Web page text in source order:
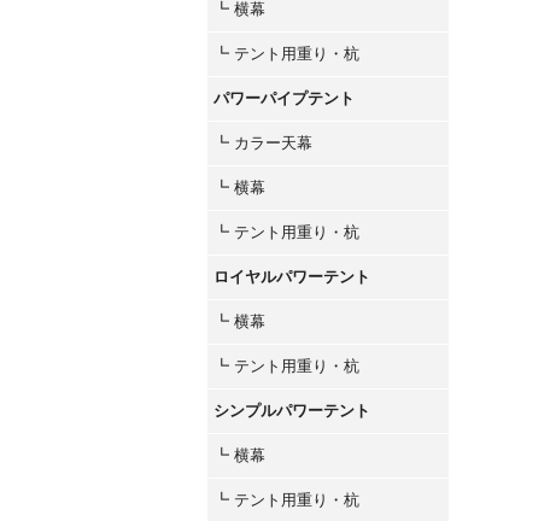
┗ 横幕
┗ テント用重り・杭
パワーパイプテント
┗ カラー天幕
┗ 横幕
┗ テント用重り・杭
ロイヤルパワーテント
┗ 横幕
┗ テント用重り・杭
シンプルパワーテント
┗ 横幕
┗ テント用重り・杭